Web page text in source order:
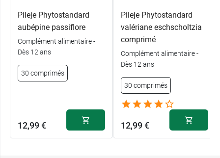
Pileje Phytostandard
aubépine passiflore
Complément alimentaire -
Dès 12 ans
30 comprimés
12,99 €
Pileje Phytostandard
valériane eschscholtzia
comprimé
Complément alimentaire -
Dès 12 ans
30 comprimés
12,99 €